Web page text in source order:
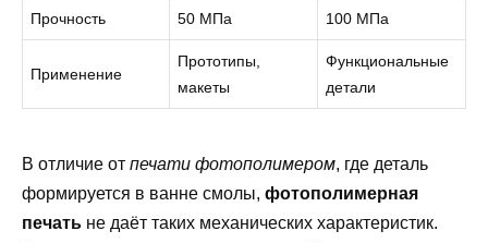
Прочность 50 МПа 100 МПа
Применение
Прототипы,
макеты
Функциональные
детали
В отличие от печати фотополимером, где деталь
формируется в ванне смолы, фотополимерная
печать не даёт таких механических характеристик.